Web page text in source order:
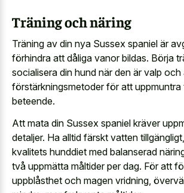
Träning och näring
Träning av din nya Sussex spaniel är
förhindra att dåliga vanor bildas. Börja
socialisera din hund när den är valp
förstärkningsmetoder för att uppmuntra
beteende.
Att mata din Sussex spaniel kräver
detaljer. Ha alltid färskt vatten
kvalitets hunddiet med balanserad
två uppmätta måltider per dag. För att
uppblåsthet och magen vridning,